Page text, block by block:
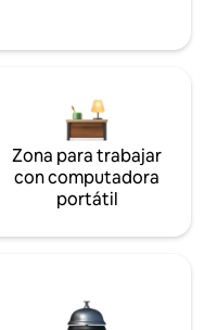
Zona para trabajar
con computadora
portátil